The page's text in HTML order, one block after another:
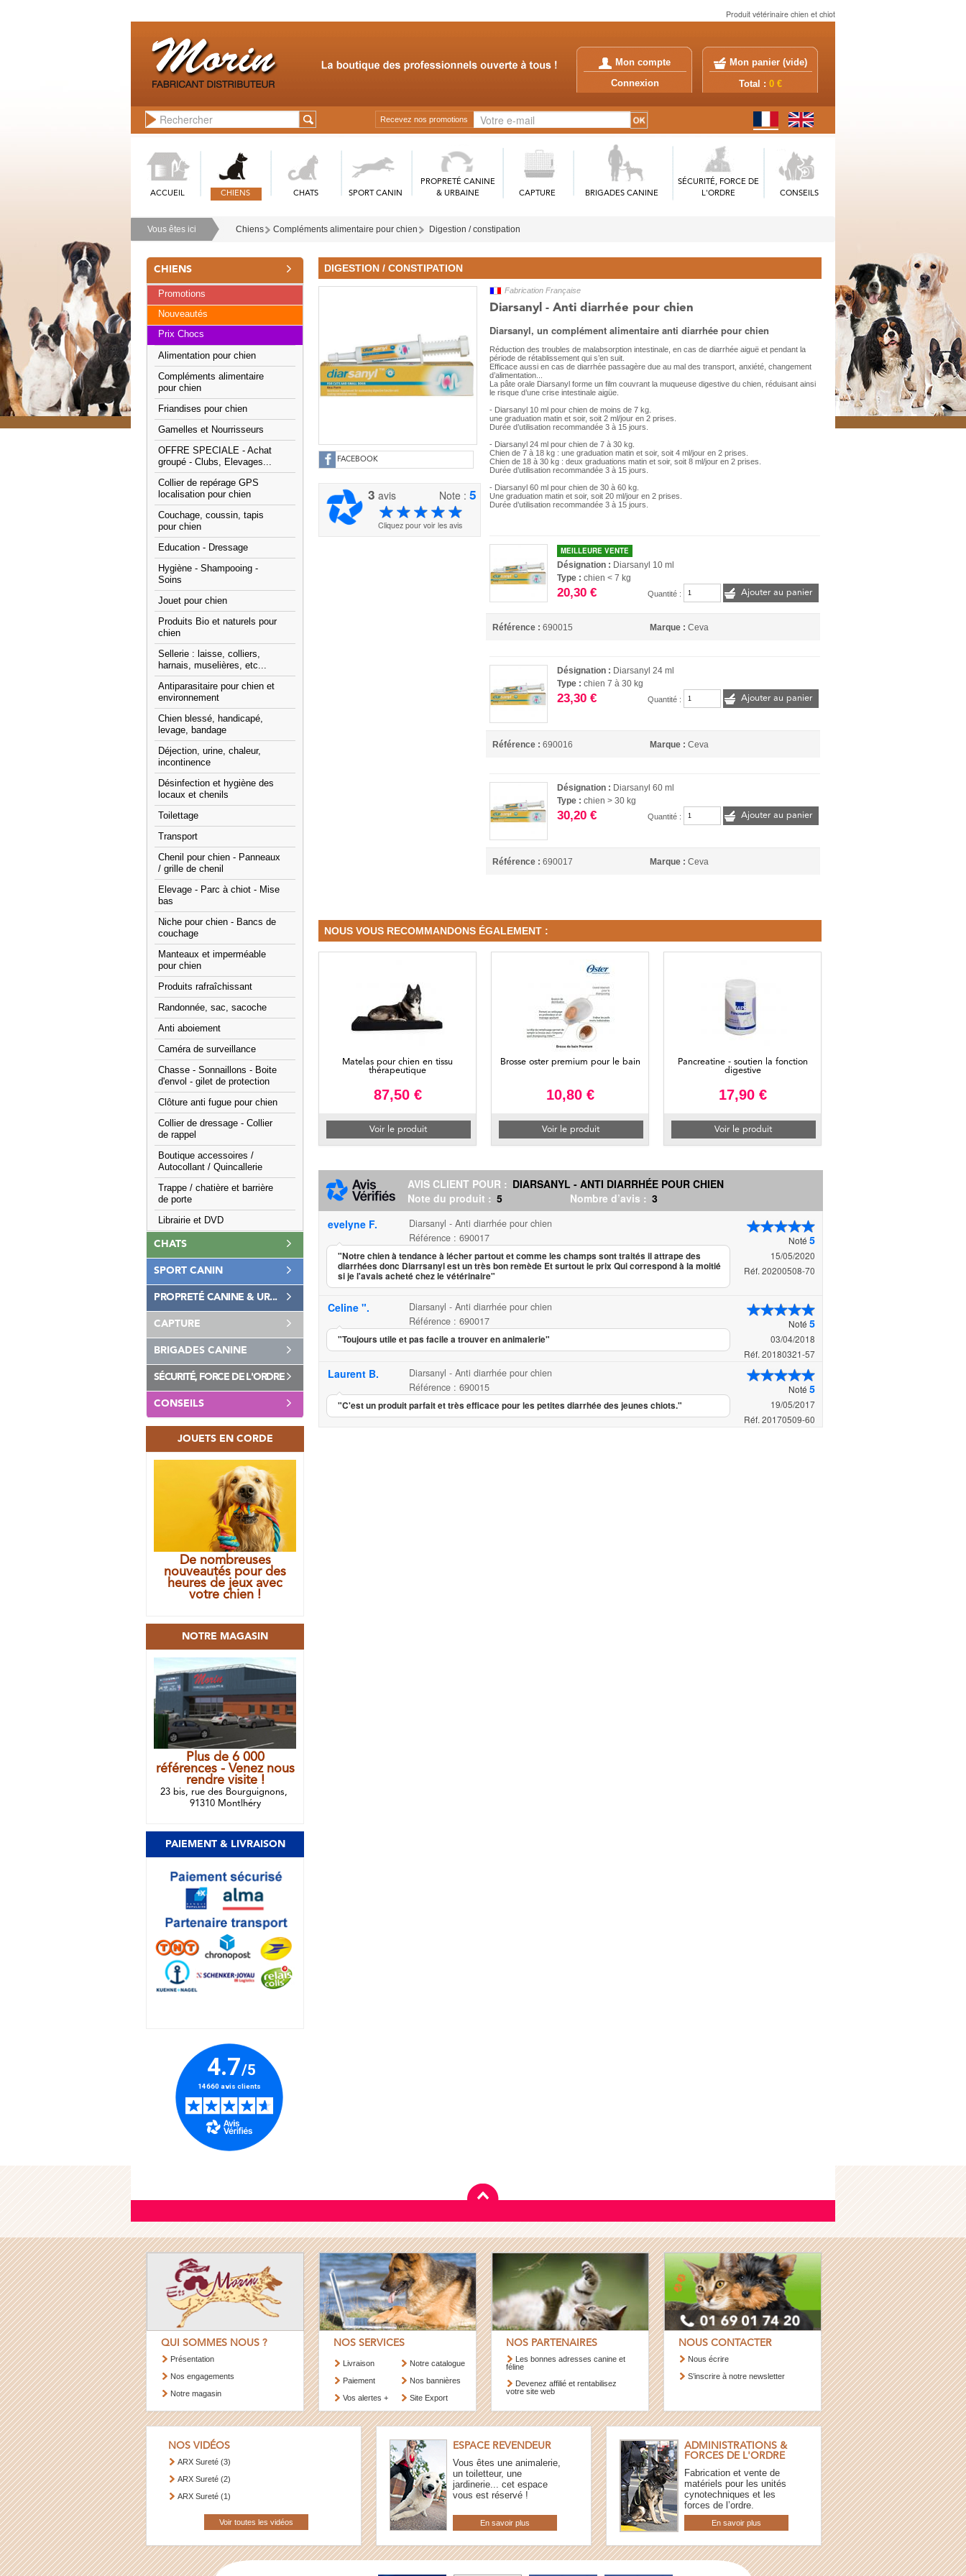
Produit vétérinaire chien et chiot
Mon compte
Connexion
Mon panier (vide)
Total : 0 €
Recevez nos promotions
ACCUEIL CHIENS CHATS SPORT CANIN
PROPRETÉ CANINE
& URBAINE
CAPTURE BRIGADES CANINE
SÉCURITÉ, FORCE DE
L'ORDRE
CONSEILS
Vous êtes ici Chiens Compléments alimentaire pour chien Digestion / constipation
CHIENS
Promotions
Nouveautés
Prix Chocs
Alimentation pour chien
Compléments alimentaire
pour chien
Friandises pour chien
Gamelles et Nourrisseurs
OFFRE SPECIALE - Achat
groupé - Clubs, Elevages...
Collier de repérage GPS
localisation pour chien
Couchage, coussin, tapis
pour chien
Education - Dressage
Hygiène - Shampooing -
Soins
Jouet pour chien
Produits Bio et naturels pour
chien
Sellerie : laisse, colliers,
harnais, muselières, etc...
Antiparasitaire pour chien et
environnement
Chien blessé, handicapé,
levage, bandage
Déjection, urine, chaleur,
incontinence
Désinfection et hygiène des
locaux et chenils
Toilettage
Transport
Chenil pour chien - Panneaux
/ grille de chenil
Elevage - Parc à chiot - Mise
bas
Niche pour chien - Bancs de
couchage
Manteaux et imperméable
pour chien
Produits rafraîchissant
Randonnée, sac, sacoche
Anti aboiement
Caméra de surveillance
Chasse - Sonnaillons - Boite
d'envol - gilet de protection
Clôture anti fugue pour chien
Collier de dressage - Collier
de rappel
Boutique accessoires /
Autocollant / Quincallerie
Trappe / chatière et barrière
de porte
Librairie et DVD
CHATS
SPORT CANIN
PROPRETÉ CANINE & UR...
CAPTURE
BRIGADES CANINE
SÉCURITÉ, FORCE DE L'ORDRE
CONSEILS
JOUETS EN CORDE
De nombreuses
nouveautés pour des
heures de jeux avec
votre chien !
NOTRE MAGASIN
Plus de 6 000
références - Venez nous
rendre visite !
23 bis, rue des Bourguignons,
91310 Montlhéry
PAIEMENT & LIVRAISON
DIGESTION / CONSTIPATION
FACEBOOK
3 avis Note :5
Cliquez pour voir les avis
Fabrication Française
Diarsanyl - Anti diarrhée pour chien
Diarsanyl, un complément alimentaire anti diarrhée pour chien
Réduction des troubles de malabsorption intestinale, en cas de diarrhée aiguë et pendant la
période de rétablissement qui s’en suit.
Efficace aussi en cas de diarrhée passagère due au mal des transport, anxiété, changement
d’alimentation...
La pâte orale Diarsanyl forme un film couvrant la muqueuse digestive du chien, réduisant ainsi
le risque d’une crise intestinale aigüe.
- Diarsanyl 10 ml pour chien de moins de 7 kg.
une graduation matin et soir, soit 2 ml/jour en 2 prises.
Durée d’utilisation recommandée 3 à 15 jours.
- Diarsanyl 24 ml pour chien de 7 à 30 kg.
Chien de 7 à 18 kg : une graduation matin et soir, soit 4 ml/jour en 2 prises.
Chien de 18 à 30 kg : deux graduations matin et soir, soit 8 ml/jour en 2 prises.
Durée d’utilisation recommandée 3 à 15 jours.
- Diarsanyl 60 ml pour chien de 30 à 60 kg.
Une graduation matin et soir, soit 20 ml/jour en 2 prises.
Durée d’utilisation recommandée 3 à 15 jours.
MEILLEURE VENTE
Désignation : Diarsanyl 10 ml
Type :chien < 7 kg
20,30 € Quantité : Ajouter au panier
Référence : 690015 Marque : Ceva
Désignation : Diarsanyl 24 ml
Type :chien 7 à 30 kg
23,30 € Quantité : Ajouter au panier
Référence : 690016 Marque : Ceva
Désignation : Diarsanyl 60 ml
Type :chien > 30 kg
30,20 € Quantité : Ajouter au panier
Référence : 690017 Marque : Ceva
NOUS VOUS RECOMMANDONS ÉGALEMENT :
Matelas pour chien en tissu
thérapeutique
87,50 €
Voir le produit
Brosse oster premium pour le bain
10,80 €
Voir le produit
Pancreatine - soutien la fonction
digestive
17,90 €
Voir le produit
AVIS CLIENT POUR : DIARSANYL - ANTI DIARRHÉE POUR CHIEN
Note du produit : 5 Nombre d’avis : 3
Noté 5
15/05/2020
Réf. 20200508-70
evelyne F.
Diarsanyl - Anti diarrhée pour chien
Référence : 690017
"Notre chien à tendance à lécher partout et comme les champs sont traités il attrape des
diarrhées donc Diarrsanyl est un très bon remède Et surtout le prix Qui correspond à la moitié
si je l'avais acheté chez le vétérinaire"
Noté 5
03/04/2018
Réf. 20180321-57
Celine ".
Diarsanyl - Anti diarrhée pour chien
Référence : 690017
"Toujours utile et pas facile a trouver en animalerie"
Noté 5
19/05/2017
Réf. 20170509-60
Laurent B.
Diarsanyl - Anti diarrhée pour chien
Référence : 690015
"C'est un produit parfait et très efficace pour les petites diarrhée des jeunes chiots."
QUI SOMMES NOUS ?
Présentation
Nos engagements
Notre magasin
NOS SERVICES
Livraison
Paiement
Vos alertes +
Notre catalogue
Nos bannières
Site Export
NOS PARTENAIRES
Les bonnes adresses canine et
féline
Devenez affilié et rentabilisez
votre site web
NOUS CONTACTER
Nous écrire
S’inscrire à notre newsletter
NOS VIDÉOS
ARX Sureté (3)
ARX Sureté (2)
ARX Sureté (1)
Voir toutes les vidéos
ESPACE REVENDEUR
Vous êtes une animalerie,
un toiletteur, une
jardinerie... cet espace
vous est réservé !
En savoir plus
ADMINISTRATIONS &
FORCES DE L'ORDRE
Fabrication et vente de
matériels pour les unités
cynotechniques et les
forces de l’ordre.
En savoir plus